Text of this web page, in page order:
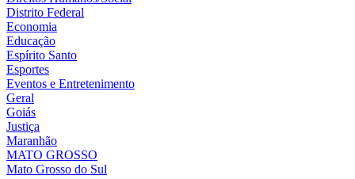
Distrito Federal
Economia
Educação
Espírito Santo
Esportes
Eventos e Entretenimento
Geral
Goiás
Justiça
Maranhão
MATO GROSSO
Mato Grosso do Sul